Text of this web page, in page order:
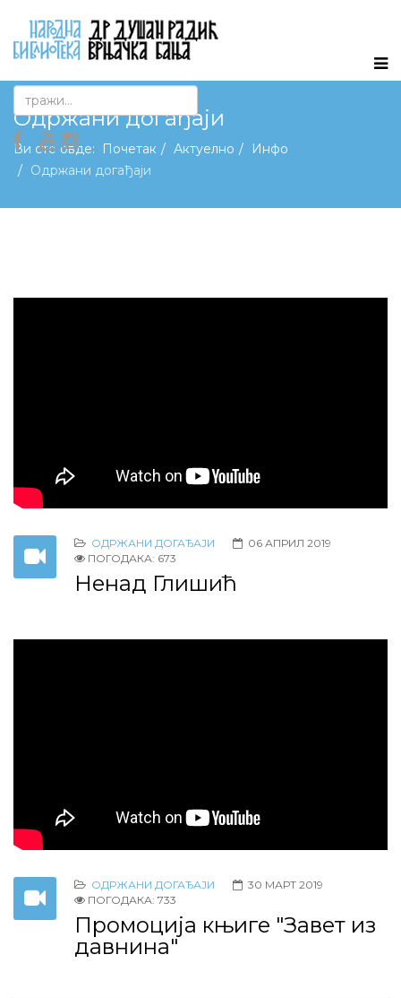
Одржани догађаји
Ви сте овде: Почетак Актуелно
Инфо
Одржани догађаји
ОДРЖАНИ ДОГАЂАЈИ
06 АПРИЛ 2019
ПОГОДАКА: 673
Ненад Глишић
ОДРЖАНИ ДОГАЂАЈИ
30 МАРТ 2019
ПОГОДАКА: 733
Промоција књиге "Завет из
давнина"